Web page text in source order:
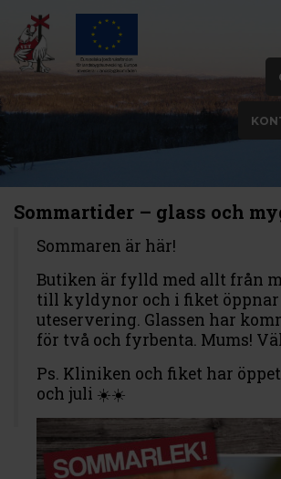
Sommartider – glass och
Sommaren är här!
Butiken är fylld med allt från
till kyldynor och i fiket
uteservering. Glassen har
för två och fyrbenta. Mums!
Ps. Kliniken och fiket har
och juli ☀️☀️